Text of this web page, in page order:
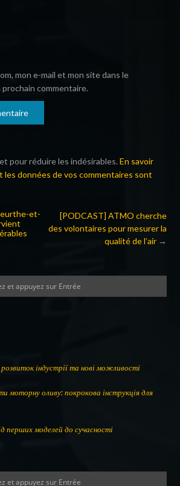
mon e-mail et mon site dans le
commentaire.
pour réduire les indésirables.En savoir
les données de vos commentaires sont
et-
[PODCAST] ATMO cherche
des volontaires pour mesurer la
qualité de l’air→
індустрії та нові можливості
моторну оливу: покрокова інструкція для
перших моделей до сучасності